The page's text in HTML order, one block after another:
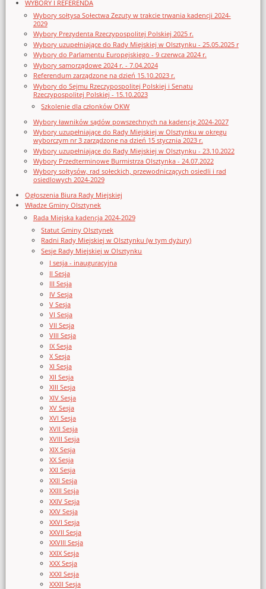
WYBORY I REFERENDA
Wybory sołtysa Sołectwa Zezuty w trakcie trwania kadencji 2024-
2029
Wybory Prezydenta Rzeczypospolitej Polskiej 2025 r.
Wybory uzupełniające do Rady Miejskiej w Olsztynku - 25.05.2025 r
Wybory do Parlamentu Europejskiego - 9 czerwca 2024 r.
Wybory samorządowe 2024 r. - 7.04.2024
Referendum zarządzone na dzień 15.10.2023 r.
Wybory do Sejmu Rzeczypospolitej Polskiej i Senatu
Rzeczypospolitej Polskiej - 15.10.2023
Szkolenie dla członków OKW
Wybory ławników sądów powszechnych na kadencję 2024-2027
Wybory uzupełniające do Rady Miejskiej w Olsztynku w okręgu
wyborczym nr 3 zarządzone na dzień 15 stycznia 2023 r.
Wybory uzupełniające do Rady Miejskiej w Olsztynku - 23.10.2022
Wybory Przedterminowe Burmistrza Olsztynka - 24.07.2022
Wybory sołtysów, rad sołeckich, przewodniczących osiedli i rad
osiedlowych 2024-2029
Ogłoszenia Biura Rady Miejskiej
Władze Gminy Olsztynek
Rada Miejska kadencja 2024-2029
Statut Gminy Olsztynek
Radni Rady Miejskiej w Olsztynku (w tym dyżury)
Sesje Rady Miejskiej w Olsztynku
I sesja - inauguracyjna
II Sesja
III Sesja
IV Sesja
V Sesja
VI Sesja
VII Sesja
VIII Sesja
IX Sesja
X Sesja
XI Sesja
XII Sesja
XIII Sesja
XIV Sesja
XV Sesja
XVI Sesja
XVII Sesja
XVIII Sesja
XIX Sesja
XX Sesja
XXI Sesja
XXII Sesja
XXIII Sesja
XXIV Sesja
XXV Sesja
XXVI Sesja
XXVII Sesja
XXVIII Sesja
XXIX Sesja
XXX Sesja
XXXI Sesja
XXXII Sesja